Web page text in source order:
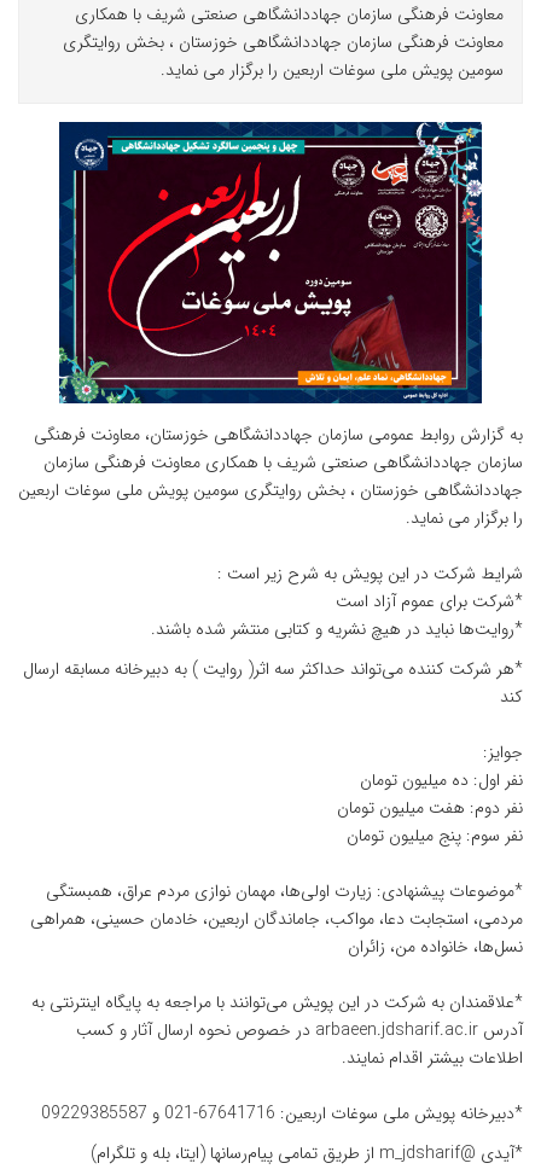
معاونت فرهنگی سازمان جهاددانشگاهی صنعتی شریف با همکاری
معاونت فرهنگی سازمان جهاددانشگاهی خوزستان ، بخش روایتگری
سومین پویش ملی سوغات اربعین را برگزار می نماید.
به گزارش روابط عمومی سازمان جهاددانشگاهی خوزستان، معاونت فرهنگی
سازمان جهاددانشگاهی صنعتی شریف با همکاری معاونت فرهنگی سازمان
جهاددانشگاهی خوزستان ، بخش روایتگری سومین پویش ملی سوغات اربعین
را برگزار می نماید.
شرایط شرکت در این پویش به شرح زیر است :
*شرکت برای عموم آزاد است
*روایت‌ها نباید در هیچ نشریه و کتابی منتشر شده باشند.
*هر شرکت کننده می‌تواند حداکثر سه اثر( روایت ) به دبیرخانه‌ مسابقه ارسال
کند
جوایز:
نفر اول: ده میلیون تومان
نفر دوم: هفت میلیون تومان
نفر سوم: پنج میلیون تومان
*موضوعات پیشنهادی: زیارت اولی‌ها، مهمان نوازی مردم عراق، همبستگی
مردمی، استجابت دعا، مواکب، جاماندگان اربعین، خادمان حسینی، همراهی
نسل‌ها، خانواده من، زائران
*علاقمندان به شرکت در این پویش می‌توانند با مراجعه به پایگاه اینترنتی به
آدرس arbaeen.jdsharif.ac.ir در خصوص نحوه ارسال آثار و کسب
اطلاعات بیشتر اقدام نمایند.
*دبیرخانه پویش ملی سوغات اربعین: 67641716-021 و 09229385587
*آیدی @m_jdsharif از طریق تمامی پیام‌رسانها (ایتا، بله و تلگرام)